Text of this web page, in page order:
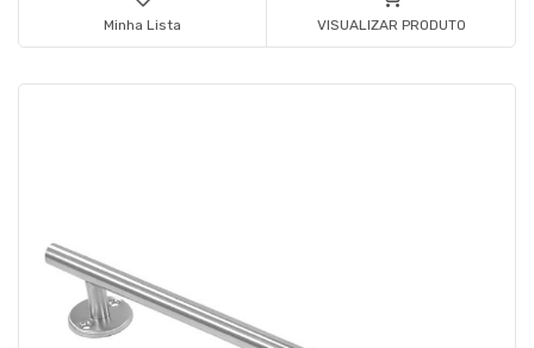
Minha Lista VISUALIZAR PRODUTO